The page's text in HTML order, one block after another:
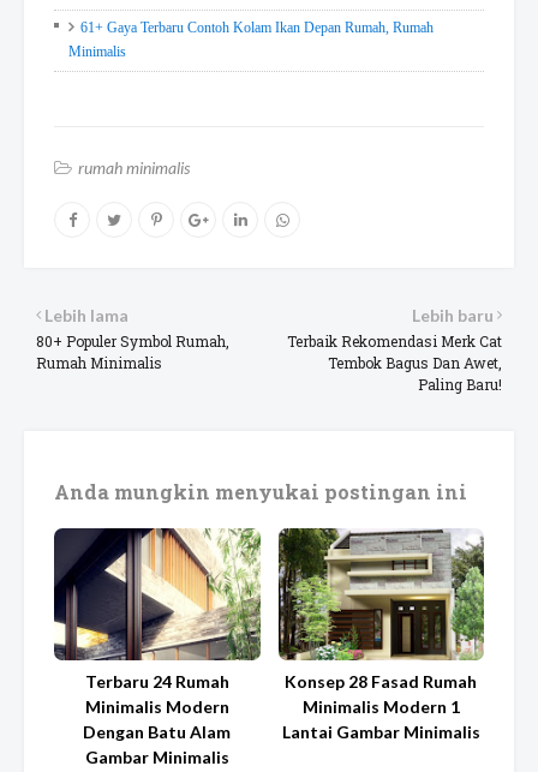
61+ Gaya Terbaru Contoh Kolam Ikan Depan Rumah, Rumah
Minimalis
rumah minimalis
Lebih baru
Terbaik Rekomendasi Merk Cat
Tembok Bagus Dan Awet,
Paling Baru!
Lebih lama
80+ Populer Symbol Rumah,
Rumah Minimalis
Anda mungkin menyukai postingan ini
Terbaru 24 Rumah
Minimalis Modern
Dengan Batu Alam
Gambar Minimalis
Konsep 28 Fasad Rumah
Minimalis Modern 1
Lantai Gambar Minimalis